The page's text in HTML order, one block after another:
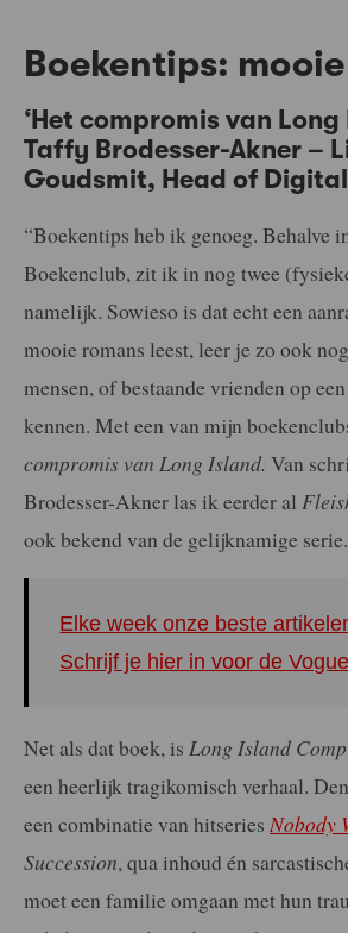
Boekentips:
‘Het compromis van Long
Taffy Brodesser-Akner –
Goudsmit, Head of Digital
“Boekentips heb ik genoeg. Behalve
Boekenclub, zit ik in nog twee
namelijk. Sowieso is dat echt een
mooie romans leest, leer je zo ook
mensen, of bestaande vrienden op
kennen. Met een van mijn
compromis van Long Island. Van
Brodesser-Akner las ik eerder al
ook bekend van de gelijknamige serie.
Elke week onze beste
Schrijf je hier in voor de
Net als dat boek, is Long Island
een heerlijk tragikomisch verhaal.
een combinatie van hitseries Nobody
Succession, qua inhoud én
moet een familie omgaan met hun